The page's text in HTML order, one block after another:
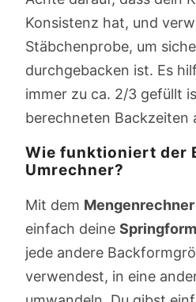
Konsistenz hat, und
Stäbchenprobe, um
durchgebacken ist. Es
immer zu ca. 2/3 gefüllt
berechneten Backzeiten
Wie funktioniert der
Umrechner?
Mit dem Mengenrechner
einfach deine
jede andere
verwendest, in eine